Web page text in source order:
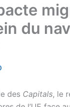
du
des Capitals, le